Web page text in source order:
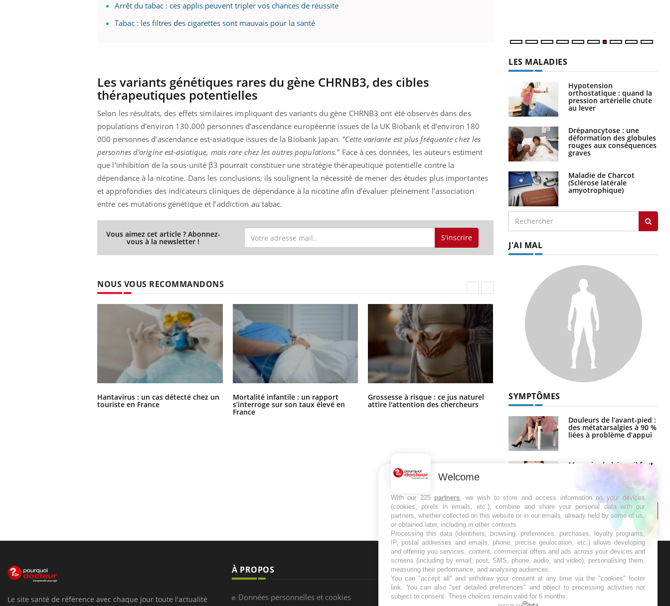
Arrêt du tabac : ces applis peuvent tripler vos chances de réussite
Tabac : les filtres des cigarettes sont mauvais pour la santé
Les variants génétiques rares du gène CHRNB3, des cibles
thérapeutiques potentielles
Selon les résultats, des effets similaires impliquant des variants du gène CHRNB3 ont été observés dans des
populations d’environ 130.000 personnes d’ascendance européenne issues de la UK Biobank et d’environ 180
000 personnes d’ascendance est-asiatique issues de la Biobank Japan. "Cette variante est plus fréquente chez les
personnes d'origine est-asiatique, mais rare chez les autres populations." Face à ces données, les auteurs estiment
que l’inhibition de la sous-unité β3 pourrait constituer une stratégie thérapeutique potentielle contre la
dépendance à la nicotine. Dans les conclusions, ils soulignent la nécessité de mener des études plus importantes
et approfondies des indicateurs cliniques de dépendance à la nicotine afin d’évaluer pleinement l’association
entre ces mutations génétique et l’addiction au tabac.
Vous aimez cet article ? Abonnez-
vous à la newsletter ! S'inscrire
NOUS VOUS RECOMMANDONS
Hantavirus : un cas détecté chez un
touriste en France
Mortalité infantile : un rapport
s’interroge sur son taux élevé en
France
Grossesse à risque : ce jus naturel
attire l'attention des chercheurs
Comment oublier les écrans en
vacances ?
LES MALADIES
Hypotension
orthostatique : quand la
pression artérielle chute
au lever
Drépanocytose : une
déformation des globules
rouges aux conséquences
graves
Maladie de Charcot
(Sclérose latérale
amyotrophique)
J'AI MAL
SYMPTÔMES
Douleurs de l’avant-pied :
des métatarsalgies à 90 %
liées à problème d’appui
Mauvaise haleine : il faut
améliorer l’hygiène
Le site santé de référence avec chaque jour toute l'actualité
À PROPOS
Données personnelles et cookies
NEWSLETTER
Recevez toutes les semaines les meilleures
Welcome
With our 225 partners, we wish to store and access information on your devices
(cookies, pixels in emails, etc.), combine and share your personal data with our
partners, whether collected on this website or in our emails, already held by some of us,
or obtained later, including in other contexts.
Processing this data (identifiers, browsing, preferences, purchases, loyalty programs,
IP, postal addresses and emails, phone, precise geolocation, etc.) allows developing
and offering you services, content, commercial offers and ads across your devices and
screens (including by email, post, SMS, phone, audio, and video), personalising them,
measuring their performance, and analysing audiences.
You can "accept all" and withdraw your consent at any time via the "cookies" footer
link. You can also "set detailed preferences" and object to processing activities not
subject to consent. These choices remain valid for 6 months.
powered by